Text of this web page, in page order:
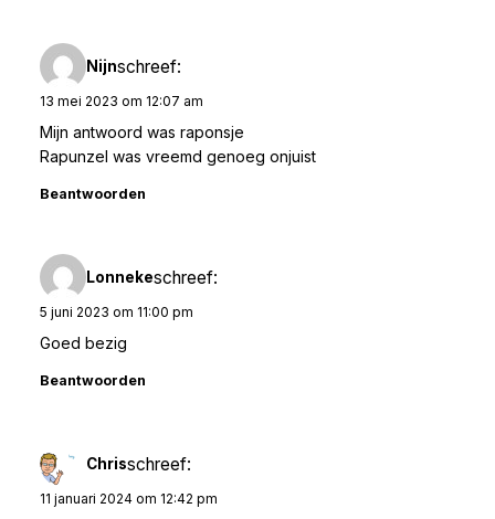
Nijnschreef:
13 mei 2023 om 12:07 am
Mijn antwoord was raponsje
Rapunzel was vreemd genoeg onjuist
Beantwoorden
Lonnekeschreef:
5 juni 2023 om 11:00 pm
Goed bezig
Beantwoorden
Chrisschreef:
11 januari 2024 om 12:42 pm